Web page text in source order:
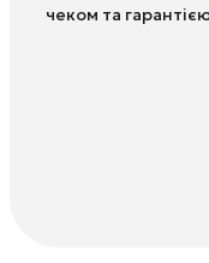
чеком та